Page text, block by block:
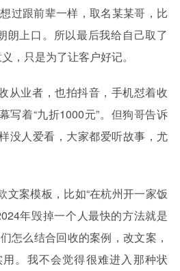
过跟前辈一样，取名某某哥，比
朗上口。所以最后我给自己取了
，只是为了让客户好记。
从业者，也拍抖音，手机怼着收
写着“九折1000元”。但狗哥告诉
没人爱看，大家都爱听故事，尤
文案模板，比如“在杭州开一家饭
年毁掉一个人最快的方法就是
怎么结合回收的案例，改文案，
。我不会觉得很难进入那种状